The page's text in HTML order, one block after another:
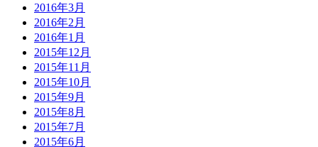
2016年3月
2016年2月
2016年1月
2015年12月
2015年11月
2015年10月
2015年9月
2015年8月
2015年7月
2015年6月